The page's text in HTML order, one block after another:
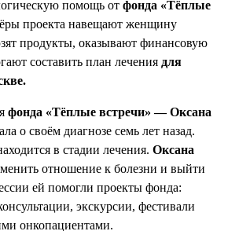
помощь от фонда «Тёплые
проекта навещают женщину
продукты, оказывают финансовую
составить план лечения для
фонда «Тёплые встречи» — Оксана
о своём диагнозе семь лет назад.
в стадии лечения. Оксана
отношение к болезни и выйти
ей помогли проекты фонда:
экскурсии, фестивали
онкопациентами.